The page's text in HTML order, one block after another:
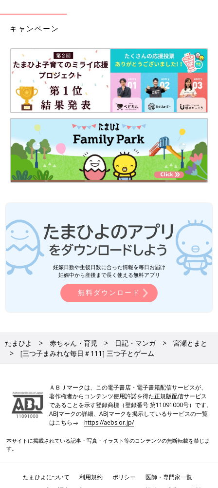
キャンペーン
妊娠日数や生後日数に合った情報を毎日お届け
妊娠中から産後まで長く使える無料アプリ
無料ダウンロード
たまひよ 赤ちゃん・育児 日記・マンガ
宮瀬とまと
[三つ子まみれな毎日＃111] 三つ子とゲーム
ＡＢＪマークは、この電子書店・電子書籍配信サービスが、
著作権者からコンテンツ使用許諾を得た正規版配信サービス
であることを示す登録商標（登録番号 第11091000号）です。
ABJマークの詳細、ABJマークを掲示しているサービスの一覧
はこちら→https://aebs.or.jp/
本サイトに掲載されている記事・写真・イラスト等のコンテンツの無断転載を禁じま
す。
たまひよについて 利用規約 ポリシー
医師・専門家一覧